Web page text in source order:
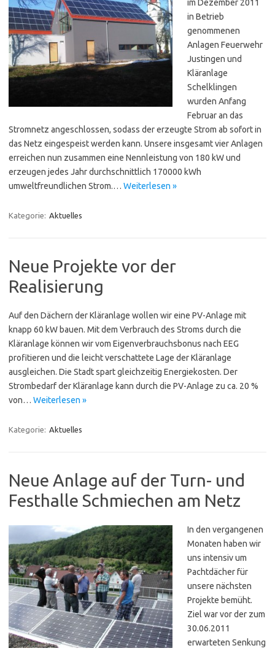
im Dezember 2011
in Betrieb
genommenen
Anlagen Feuerwehr
Justingen und
Kläranlage
Schelklingen
wurden Anfang
Februar an das
Stromnetz angeschlossen, sodass der erzeugte Strom ab sofort in
das Netz eingespeist werden kann. Unsere insgesamt vier Anlagen
erreichen nun zusammen eine Nennleistung von 180 kW und
erzeugen jedes Jahr durchschnittlich 170000 kWh
umweltfreundlichen Strom.… Weiterlesen »
Kategorie: Aktuelles
Neue Projekte vor der
Realisierung
Auf den Dächern der Kläranlage wollen wir eine PV-Anlage mit
knapp 60 kW bauen. Mit dem Verbrauch des Stroms durch die
Kläranlage können wir vom Eigenverbrauchsbonus nach EEG
profitieren und die leicht verschattete Lage der Kläranlage
ausgleichen. Die Stadt spart gleichzeitig Energiekosten. Der
Strombedarf der Kläranlage kann durch die PV-Anlage zu ca. 20 %
von… Weiterlesen »
Kategorie: Aktuelles
Neue Anlage auf der Turn- und
Festhalle Schmiechen am Netz
In den vergangenen
Monaten haben wir
uns intensiv um
Pachtdächer für
unsere nächsten
Projekte bemüht.
Ziel war vor der zum
30.06.2011
erwarteten Senkung